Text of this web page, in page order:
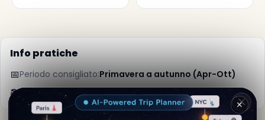
Info pratiche
📅Periodo consigliato:Primavera a autunno (Apr-Ott)
📚 Maggiori info su Wikipedia
✕